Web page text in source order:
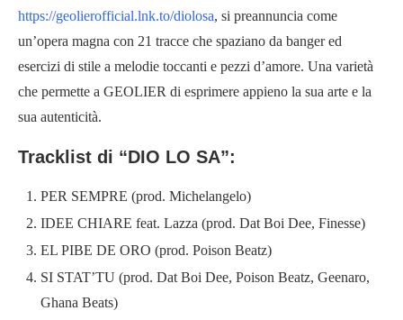
https://geolierofficial.lnk.to/diolosa, si preannuncia come
un’opera magna con 21 tracce che spaziano da banger ed
esercizi di stile a melodie toccanti e pezzi d’amore. Una varietà
che permette a GEOLIER di esprimere appieno la sua arte e la
sua autenticità.
Tracklist di “DIO LO SA”:
PER SEMPRE (prod. Michelangelo)
IDEE CHIARE feat. Lazza (prod. Dat Boi Dee, Finesse)
EL PIBE DE ORO (prod. Poison Beatz)
SI STAT’TU (prod. Dat Boi Dee, Poison Beatz, Geenaro,
Ghana Beats)